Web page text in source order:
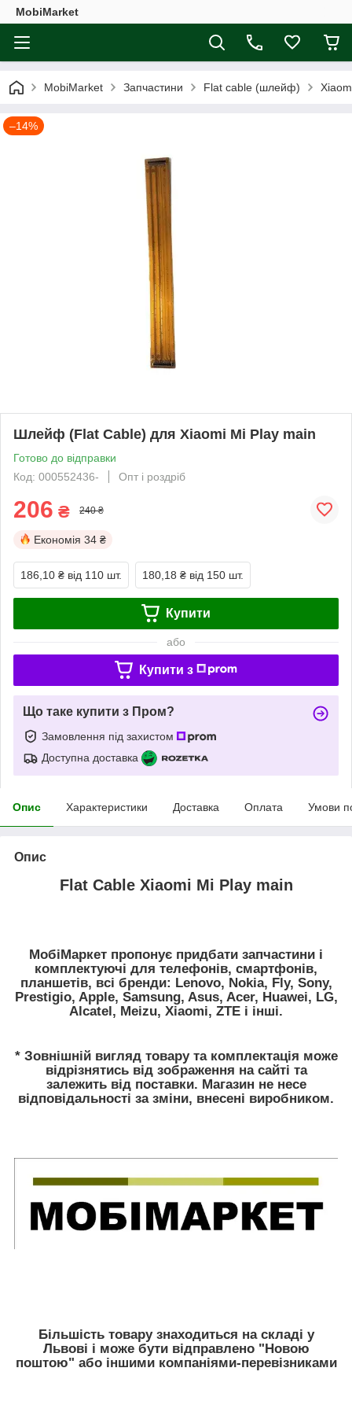
MobiMarket
MobiMarket Запчастини Flat cable (шлейф)
–14%
Шлейф (Flat Cable) для Xiaomi Mi Play main
Готово до відправки
Код: 000552436-
Опт і роздріб
206 ₴ 240 ₴
Економія 34 ₴
186,10 ₴ від 110 шт. 180,18 ₴ від 150 шт.
Купити
або
Купити з
Що таке купити з Пром?
Замовлення під захистом
Доступна доставка
Опис Характеристики Доставка Оплата Умови
Опис
Flat Cable Xiaomi Mi Play main
МобіМаркет пропонує придбати запчастини і
комплектуючі для телефонів, смартфонів,
планшетів, всі бренди: Lenovo, Nokia, Fly, Sony,
Prestigio, Apple, Samsung, Asus, Acer, Huawei, LG,
Alcatel, Meizu, Xiaomi, ZTE і інші.
* Зовнішній вигляд товару та комплектація може
відрізнятись від зображення на сайті та
залежить від поставки. Магазин не несе
відповідальності за зміни, внесені виробником.
Більшість товару знаходиться на складі у
Львові і може бути відправлено "Новою
поштою" або іншими компаніями-перевізниками